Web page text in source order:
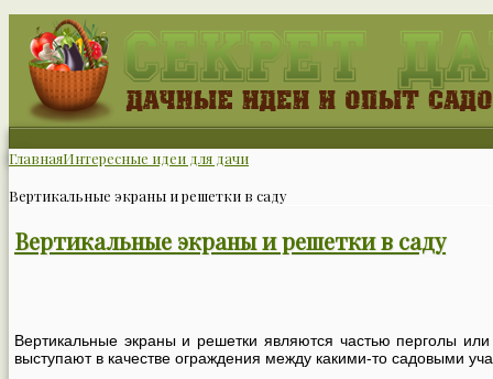
ГлавнаяИнтересные идеи для дачи
Вертикальные экраны и решетки в саду
Вертикальные экраны и решетки в саду
Вертикальные экраны и решетки являются частью перголы
выступают в качестве ограждения между какими-то садовыми